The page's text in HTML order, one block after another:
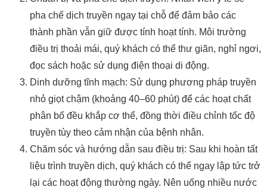
pha chế dịch truyền ngay tại chỗ để đảm bảo các
thành phần vẫn giữ được tính hoạt tính. Môi trường
điều trị thoải mái, quý khách có thể thư giãn, nghỉ ngơi,
đọc sách hoặc sử dụng điện thoại di động.
Dinh dưỡng tĩnh mạch: Sử dụng phương pháp truyền
nhỏ giọt chậm (khoảng 40–60 phút) để các hoạt chất
phân bố đều khắp cơ thể, đồng thời điều chỉnh tốc độ
truyền tùy theo cảm nhận của bệnh nhân.
Chăm sóc và hướng dẫn sau điều trị: Sau khi hoàn tất
liệu trình truyền dịch, quý khách có thể ngay lập tức trở
lại các hoạt động thường ngày. Nên uống nhiều nước